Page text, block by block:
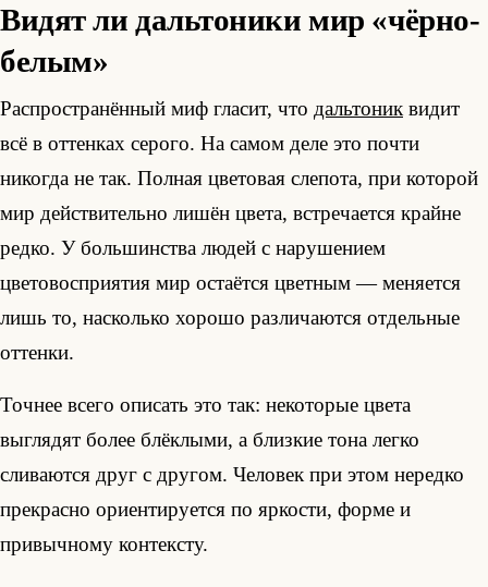
Видят ли дальтоники мир «чёрно-
белым»
Распространённый миф гласит, что дальтониквидит
всё в оттенках серого. На самом деле это почти
никогда не так. Полная цветовая слепота, при которой
мир действительно лишён цвета, встречается крайне
редко. У большинства людей с нарушением
цветовосприятия мир остаётся цветным — меняется
лишь то, насколько хорошо различаются отдельные
оттенки.
Точнее всего описать это так: некоторые цвета
выглядят более блёклыми, а близкие тона легко
сливаются друг с другом. Человек при этом нередко
прекрасно ориентируется по яркости, форме и
привычному контексту.